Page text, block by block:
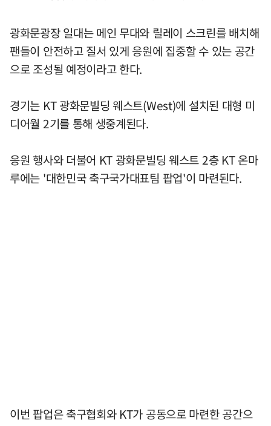
광화문광장 일대는 메인 무대와 릴레이 스크린를 배치해
팬들이 안전하고 질서 있게 응원에 집중할 수 있는 공간
으로 조성될 예정이라고 한다.
경기는 KT 광화문빌딩 웨스트(West)에 설치된 대형 미
디어월 2기를 통해 생중계된다.
응원 행사와 더불어 KT 광화문빌딩 웨스트 2층 KT 온마
루에는 '대한민국 축구국가대표팀 팝업'이 마련된다.
이번 팝업은 축구협회와 KT가 공동으로 마련한 공간으